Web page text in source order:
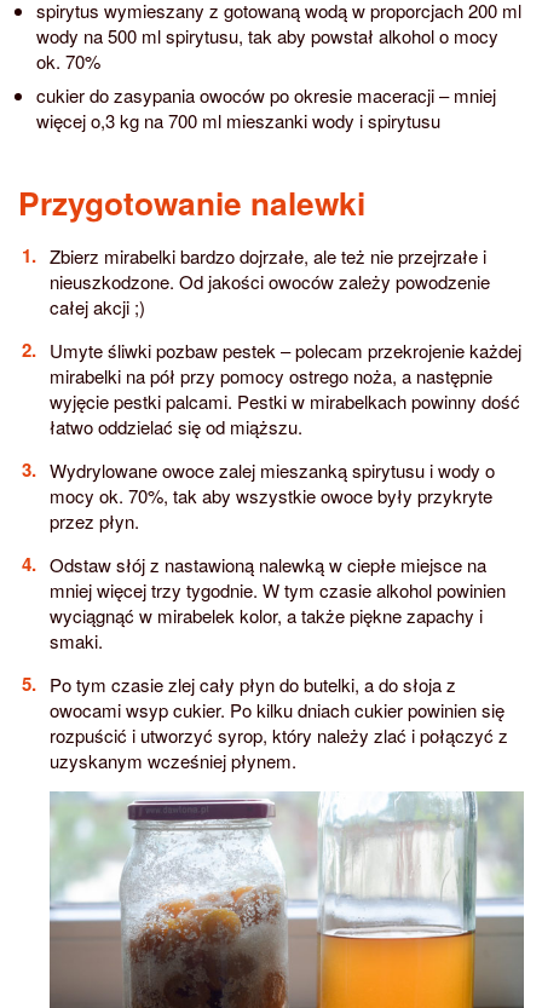
spirytus wymieszany z gotowaną wodą w proporcjach 200 ml
wody na 500 ml spirytusu, tak aby powstał alkohol o mocy
ok. 70%
cukier do zasypania owoców po okresie maceracji – mniej
więcej o,3 kg na 700 ml mieszanki wody i spirytusu
Przygotowanie nalewki
Zbierz mirabelki bardzo dojrzałe, ale też nie przejrzałe i
nieuszkodzone. Od jakości owoców zależy powodzenie
całej akcji ;)
Umyte śliwki pozbaw pestek – polecam przekrojenie każdej
mirabelki na pół przy pomocy ostrego noża, a następnie
wyjęcie pestki palcami. Pestki w mirabelkach powinny dość
łatwo oddzielać się od miąższu.
Wydrylowane owoce zalej mieszanką spirytusu i wody o
mocy ok. 70%, tak aby wszystkie owoce były przykryte
przez płyn.
Odstaw słój z nastawioną nalewką w ciepłe miejsce na
mniej więcej trzy tygodnie. W tym czasie alkohol powinien
wyciągnąć w mirabelek kolor, a także piękne zapachy i
smaki.
Po tym czasie zlej cały płyn do butelki, a do słoja z
owocami wsyp cukier. Po kilku dniach cukier powinien się
rozpuścić i utworzyć syrop, który należy zlać i połączyć z
uzyskanym wcześniej płynem.